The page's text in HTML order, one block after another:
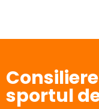
sportul